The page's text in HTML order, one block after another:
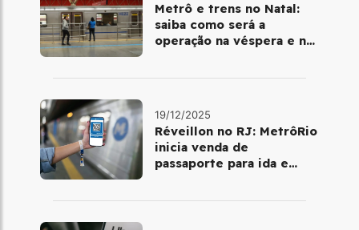
Metrô e trens no Natal:
saiba como será a
operação na véspera e no
19/12/2025
Réveillon no RJ: MetrôRio
inicia venda de
passaporte para ida e